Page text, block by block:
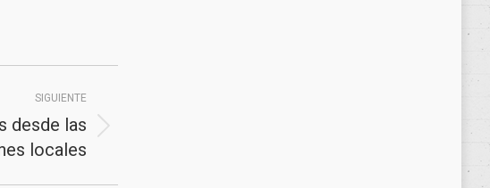
SIGUIENTE
desde las
locales